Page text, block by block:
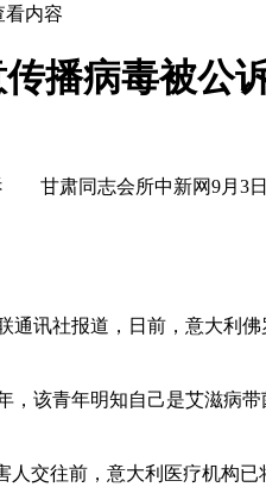
看内容
播病毒被公
甘肃同志会所中新网9月3
社报道，日前，意大利
青年明知自己是艾滋病
往前，意大利医疗机构已